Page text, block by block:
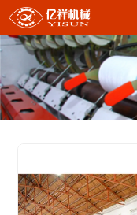
YX678
羊
联
合
理
机-3